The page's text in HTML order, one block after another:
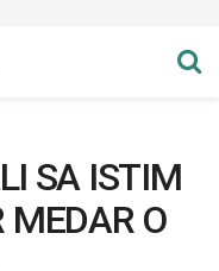
SA ISTIM
MEDAR O